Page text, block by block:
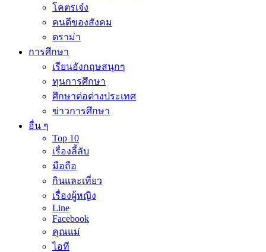
โคตรเจ๋ง
คนดีของสังคม
ดราม่า
การศึกษา
เรียนอังกฤษสนุกๆ
ทุนการศึกษา
ศึกษาต่อต่างประเทศ
ข่าวการศึกษา
อื่น ๆ
Top 10
เรื่องลี้ลับ
มือถือ
กินและเที่ยว
เรื่องผู้หญิง
Line
Facebook
คุณแม่
ไอที